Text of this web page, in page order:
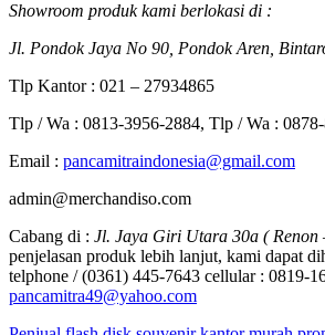
Showroom produk kami berlokasi di :
Jl. Pondok Jaya No 90, Pondok Aren,
Tlp Kantor : 021 – 27934865
Tlp / Wa : 0813-3956-2884, Tlp / Wa :
Email : pancamitraindonesia@gmail.com
admin@merchandiso.com
Cabang di : Jl. Jaya Giri Utara 30a ( Renon
penjelasan produk lebih lanjut, kami dapat
telphone / (0361) 445-7643 cellular : 0819-
pancamitra49@yahoo.com